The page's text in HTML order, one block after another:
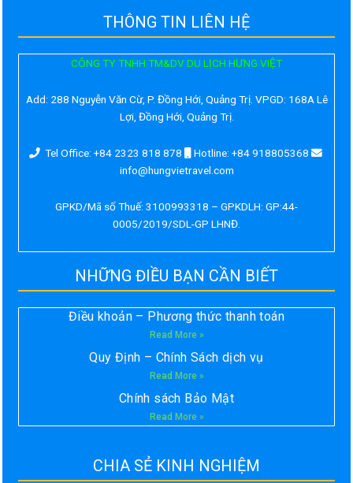
THÔNG TIN LIÊN HỆ
CÔNG TY TNHH TM&DV DU LỊCH HƯNG VIỆT
Add: 288 Nguyễn Văn Cừ, P. Đồng Hới, Quảng Trị. VPGD: 168A Lê
Lợi, Đồng Hới, Quảng Trị.
Tel Office: +84 2323 818 878
Hotline: +84 918805368
info@hungvietravel.com
GPKD/Mã số Thuế: 3100993318 – GPKDLH: GP:44-
0005/2019/SDL-GP LHNĐ.
NHỮNG ĐIỀU BẠN CẦN BIẾT
Điều khoản – Phương thức thanh toán
Read More »
Quy Định – Chính Sách dịch vụ
Read More »
Chính sách Bảo Mật
Read More »
CHIA SẺ KINH NGHIỆM